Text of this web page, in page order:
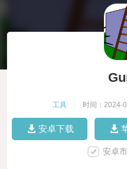
工具 时间：2024-
安卓下载
安卓